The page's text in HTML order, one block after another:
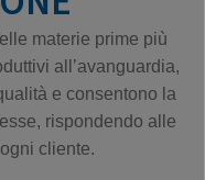
materie prime più
all’avanguardia,
e consentono la
rispondendo alle
cliente.